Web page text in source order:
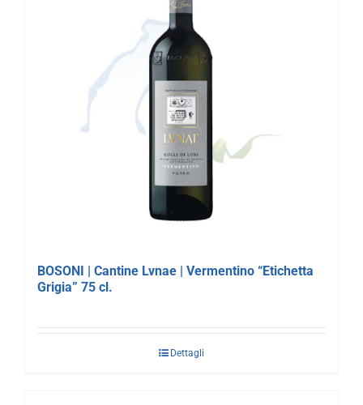
BOSONI | Cantine Lvnae | Vermentino “Etichetta
Grigia” 75 cl.
Dettagli